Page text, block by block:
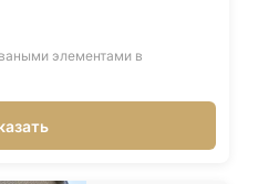
элементами в